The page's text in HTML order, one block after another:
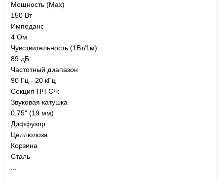
Мощность (Max)
150 Вт
Импеданс
4 Ом
Чувствительность (1Вт/1м)
89 дБ
Частотный диапазон
90 Гц - 20 кГц
Секция НЧ-СЧ:
Звуковая катушка
0,75" (19 мм)
Диффузор
Целлюлоза
Корзина
Сталь